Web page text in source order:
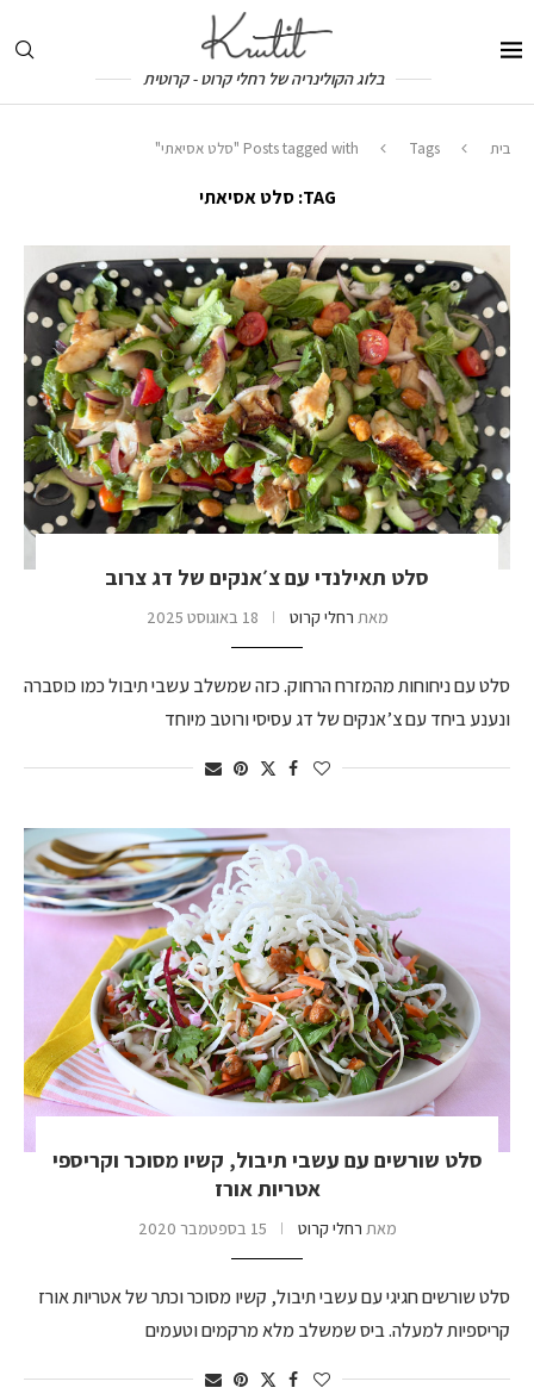
בלוג הקולינריה של רחלי קרוט - קרוטית
בית Tags Posts tagged with "סלט אסיאתי"
TAG: סלט אסיאתי
סלט תאילנדי עם צ׳אנקים של דג צרוב
מאת רחלי קרוט 18 באוגוסט 2025
סלט עם ניחוחות מהמזרח הרחוק. כזה שמשלב עשבי תיבול כמו כוסברה
ונענע ביחד עם צ’אנקים של דג עסיסי ורוטב מיוחד
סלט שורשים עם עשבי תיבול, קשיו מסוכר וקריספי
אטריות אורז
מאת רחלי קרוט 15 בספטמבר 2020
סלט שורשים חגיגי עם עשבי תיבול, קשיו מסוכר וכתר של אטריות אורז
קריספיות למעלה. ביס שמשלב מלא מרקמים וטעמים